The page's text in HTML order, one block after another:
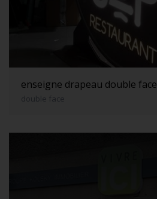
enseigne drapeau double face
double face